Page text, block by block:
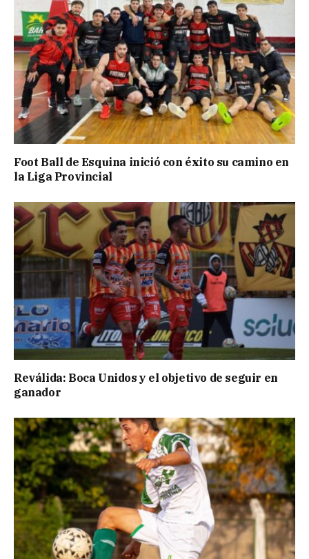
Foot Ball de Esquina inició con éxito su camino en
la Liga Provincial
Reválida: Boca Unidos y el objetivo de seguir en
ganador